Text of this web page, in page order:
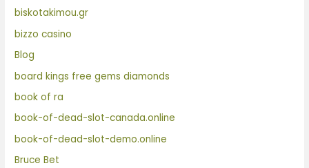
biskotakimou.gr
bizzo casino
Blog
board kings free gems diamonds
book of ra
book-of-dead-slot-canada.online
book-of-dead-slot-demo.online
Bruce Bet